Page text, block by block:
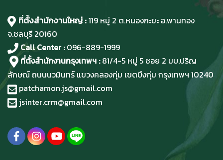
ที่ตั้งสำนักงานใหญ่ :119 หมู่ 2 ต.หนองกะขะ อ.พานทอง
จ.ชลบุรี 20160
Call Center :096-889-1999
ที่ตั้งสำนักงานกรุงเทพฯ : 81/4-5 หมู่ 5 ซอย 2 มบ.ปริญ
ลักษณ์ ถนนนวมินทร์ แขวงคลองกุ่ม เขตบึงกุ่ม กรุงเทพฯ 10240
patchamon.js@gmail.com
jsinter.crm@gmail.com